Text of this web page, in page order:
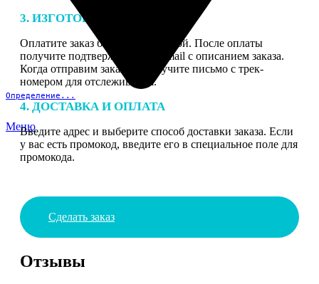
Определение...
Меню
3. ИЗГОТОВЛЕНИЕ
Оплатите заказ банковской картой. После оплаты
получите подтверждение на email с описанием заказа.
Когда отправим заказ вы получите письмо с трек-
номером для отслеживания.
4. ДОСТАВКА И ОПЛАТА
Введите адрес и выберите способ доставки заказа. Если
у вас есть промокод, введите его в специальное поле для
промокода.
Сделать заказ
Отзывы